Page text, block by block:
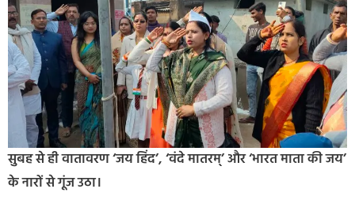
सुबह से ही वातावरण ‘जय हिंद’, ‘वंदे मातरम्’ और ‘भारत माता की जय’
के नारों से गूंज उठा।